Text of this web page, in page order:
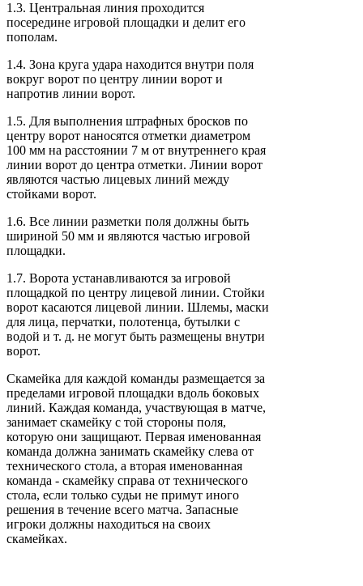
1.3. Центральная линия проходится
посередине игровой площадки и делит его
пополам.
1.4. Зона круга удара находится внутри поля
вокруг ворот по центру линии ворот и
напротив линии ворот.
1.5. Для выполнения штрафных бросков по
центру ворот наносятся отметки диаметром
100 мм на расстоянии 7 м от внутреннего края
линии ворот до центра отметки. Линии ворот
являются частью лицевых линий между
стойками ворот.
1.6. Все линии разметки поля должны быть
шириной 50 мм и являются частью игровой
площадки.
1.7. Ворота устанавливаются за игровой
площадкой по центру лицевой линии. Стойки
ворот касаются лицевой линии. Шлемы, маски
для лица, перчатки, полотенца, бутылки с
водой и т. д. не могут быть размещены внутри
ворот.
Скамейка для каждой команды размещается за
пределами игровой площадки вдоль боковых
линий. Каждая команда, участвующая в матче,
занимает скамейку с той стороны поля,
которую они защищают. Первая именованная
команда должна занимать скамейку слева от
технического стола, а вторая именованная
команда - скамейку справа от технического
стола, если только судьи не примут иного
решения в течение всего матча. Запасные
игроки должны находиться на своих
скамейках.